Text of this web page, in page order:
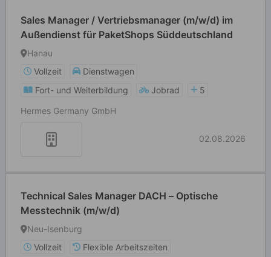
Sales Manager / Vertriebsmanager (m/w/d) im
Außendienst für PaketShops Süddeutschland
Hanau
Vollzeit
Dienstwagen
Fort- und Weiterbildung
Jobrad
5
Hermes Germany GmbH
02.08.2026
Technical Sales Manager DACH – Optische
Messtechnik (m/w/d)
Neu-Isenburg
Vollzeit
Flexible Arbeitszeiten